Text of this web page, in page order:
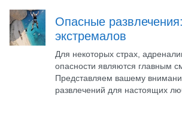
Опасные
экстремалов
Для некоторых страх,
опасности являются главным
Представляем вашему
развлечений для настоящих